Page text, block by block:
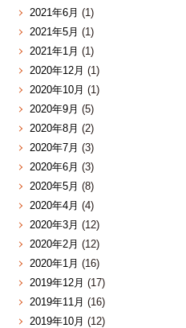
2021年6月 (1)
2021年5月 (1)
2021年1月 (1)
2020年12月 (1)
2020年10月 (1)
2020年9月 (5)
2020年8月 (2)
2020年7月 (3)
2020年6月 (3)
2020年5月 (8)
2020年4月 (4)
2020年3月 (12)
2020年2月 (12)
2020年1月 (16)
2019年12月 (17)
2019年11月 (16)
2019年10月 (12)